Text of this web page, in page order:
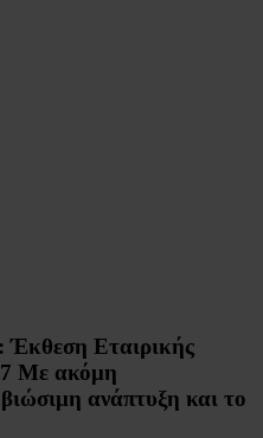
Έκθεση Εταιρικής
Mε ακόμη
ανάπτυξη και το